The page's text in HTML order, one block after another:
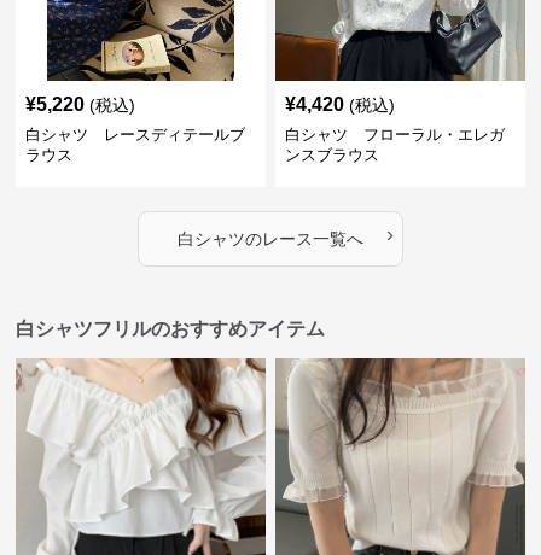
¥5,220 (税込)
白シャツ レースディテールブ
ラウス
¥4,420 (税込)
白シャツ フローラル・エレガ
ンスブラウス
白シャツのレース一覧へ ›
白シャツフリルのおすすめアイテム